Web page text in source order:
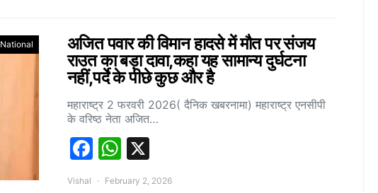
National
अजित पवार की विमान हादसे में मौत पर संजय
राउत का बड़ा दावा,कहा यह सामान्य दुर्घटना
नहीं,पर्दे के पीछे कुछ और है
महाराष्ट्र 2 फरवरी 2026( दैनिक खबरनामा) महाराष्ट्र एनसीपी
के वरिष्ठ नेता अजित…
Facebook
WhatsApp
Vishal February 2, 2026